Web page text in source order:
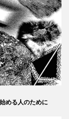
める人のために